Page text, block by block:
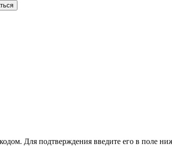
Для подтверждения введите его в поле